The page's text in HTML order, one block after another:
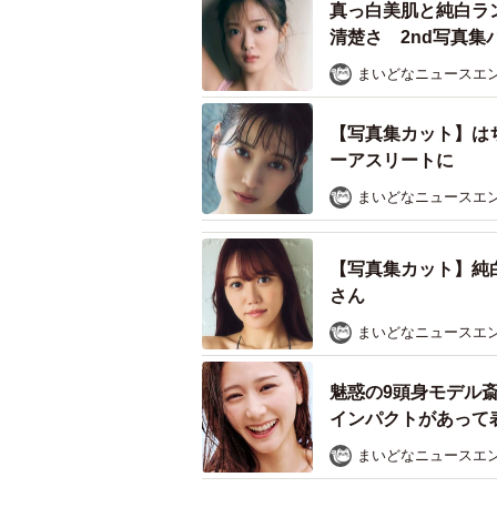
真っ白美肌と純白
清楚さ 2nd写真集
まいどなニュースエ
【写真集カット】
ーアスリートに
まいどなニュースエ
【写真集カット】
さん
まいどなニュースエ
魅惑の9頭身モデル
インパクトがあって
まいどなニュースエ